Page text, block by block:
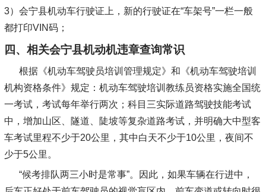
3）会宁县机动车行驶证上，新的行驶证在“车架号”一栏一般
都打印VIN码；
四、相关会宁县机动机违章查询常识
根据《机动车驾驶员培训管理规定》和《机动车驾驶培训
机构资格条件》规定：机动车驾驶培训教练员资格实施全国统
一考试，考试每年举行两次；科目三实际道路驾驶技能考试
中，增加山区、隧道、陡坡等复杂道路考试，并明确大中型客
车考试里程不少于20公里，其中白天不少于10公里，夜间不
少于5公里。
“候考排队两三小时是常事”。因此，如果车辆在行进中，